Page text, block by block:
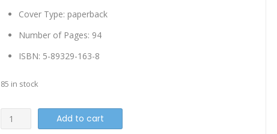
Cover Type: paperback
Number of Pages: 94
ISBN: 5-89329-163-8
85 in stock
Болезнь
quantity
Add to cart